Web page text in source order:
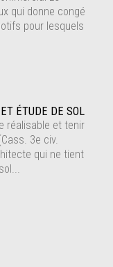
qui donne congé
pour lesquels
ÉTUDE DE SOL
réalisable et tenir
3e civ.
qui ne tient